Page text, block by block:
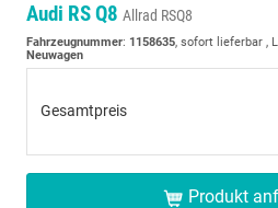
Audi RS Q8 Allrad RSQ8
Fahrzeugnummer: 1158635, sofort lieferbar ,
Neuwagen
Gesamtpreis
Produkt